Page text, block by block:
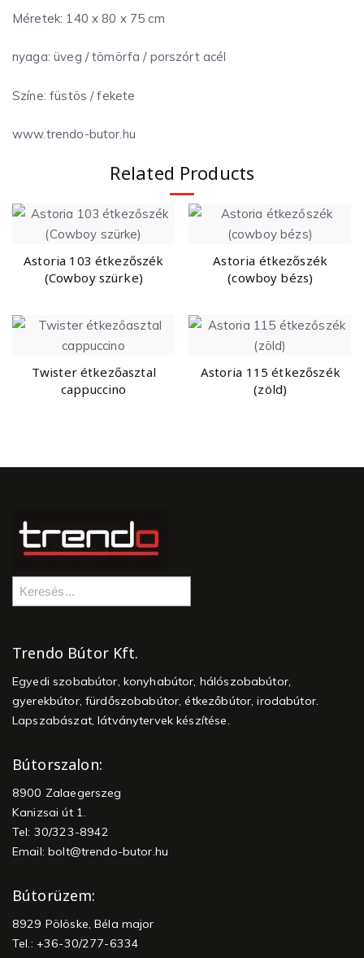
Méretek: 140 x 80 x 75 cm
nyaga: üveg / tömörfa / porszórt acél
Színe: füstös / fekete
www.trendo-butor.hu
Related Products
Astoria 103 étkezőszék
(Cowboy szürke)
Astoria étkezőszék
(cowboy bézs)
Twister étkezőasztal
cappuccino
Astoria 115 étkezőszék
(zöld)
Trendo Bútor Kft.
Egyedi szobabútor, konyhabútor, hálószobabútor,
gyerekbútor, fürdőszobabútor, étkezőbútor, irodabútor.
Lapszabászat, látványtervek készítése.
Bútorszalon:
8900 Zalaegerszeg
Kanizsai út 1.
Tel: 30/323-8942
Email:bolt@trendo-butor.hu
Bútorüzem:
8929 Pölöske, Béla major
Tel.: +36-30/277-6334